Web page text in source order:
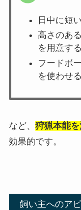
日中に短
高さのあ
を用意する
フードボ
を使わせる
など、 狩猟本能
効果的です。
飼い主へのア